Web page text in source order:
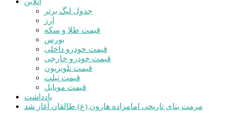
جدول لیگ برتر
ارز
قیمت طلا و سکه
بورس
قیمت خودرو داخلی
قیمت خودرو خارجی
قیمت تلویزیون
قیمت تبلت
قیمت موبایل
یادداشت
مرمت بنای تاریخی امامزاده هارون (ع) طالقان آغاز شد